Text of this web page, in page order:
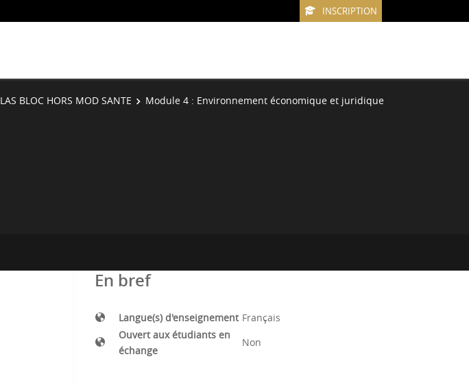
INSCRIPTION
LAS BLOC HORS MOD SANTE
Module 4 : Environnement économique et juridique
En bref
Langue(s) d'enseignement Français
Ouvert aux étudiants en
échange
Non